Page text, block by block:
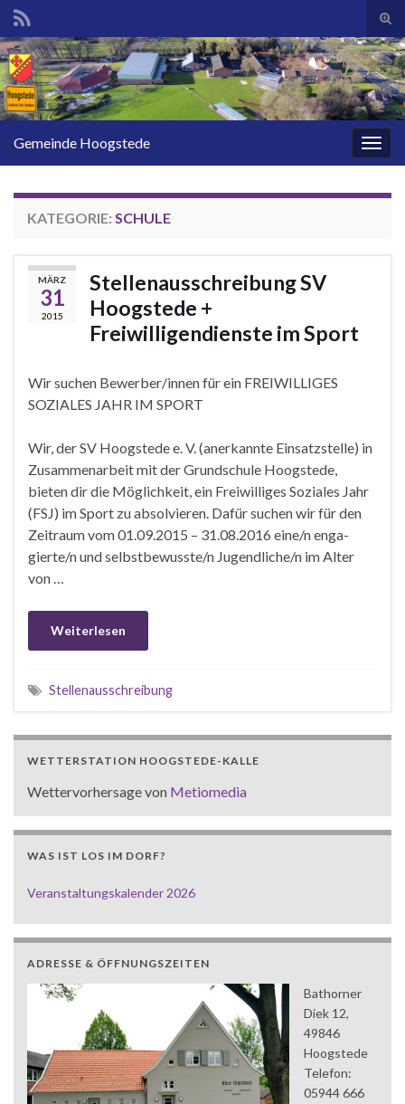
Search for:
Gemeinde Hoogstede
KATEGORIE: SCHULE
MÄRZ
31
2015
Stellenausschreibung SV
Hoogstede +
Freiwilligendienste im Sport
Wir suchen Bewerber/innen für ein FREIWILLIGES
SOZIALES JAHR IM SPORT
Wir, der SV Hoogstede e. V. (anerkannte Einsatzstelle) in
Zusammenarbeit mit der Grund­schule Hoogstede,
bieten dir die Möglichkeit, ein Freiwilliges Soziales Jahr
(FSJ) im Sport zu absolvieren. Dafür suchen wir für den
Zeitraum vom 01.09.2015 – 31.08.2016 eine/n enga­
gierte/n und selbstbewusste/n Jugendliche/n im Alter
von …
Weiterlesen
Stellenausschreibung
WETTERSTATION HOOGSTEDE-KALLE
Wettervorhersage von Metiomedia
WAS IST LOS IM DORF?
Veranstaltungskalender 2026
ADRESSE & ÖFFNUNGSZEITEN
Bathorner
Diek 12,
49846
Hoogstede
Telefon:
05944 666